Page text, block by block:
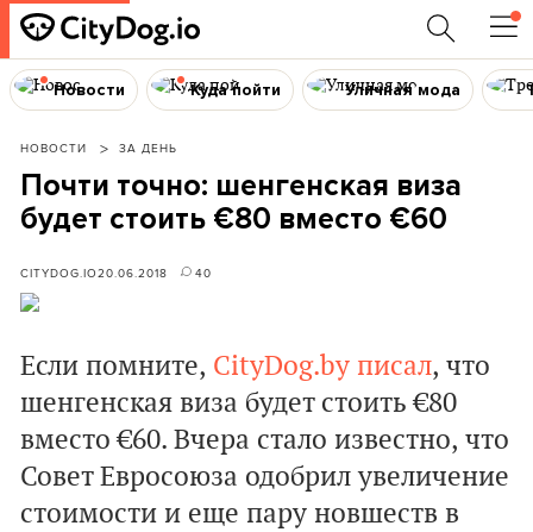
Новости Куда пойти Уличная мода
НОВОСТИ ЗА ДЕНЬ
Почти точно: шенгенская виза
будет стоить €80 вместо €60
CITYDOG.IO20.06.2018 40
Если помните, CityDog.by писал, что
шенгенская виза будет стоить €80
вместо €60. Вчера стало известно, что
Совет Евросоюза одобрил увеличение
стоимости и еще пару новшеств в